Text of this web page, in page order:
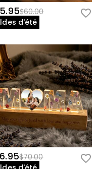
$60.00
d'été
$70.00